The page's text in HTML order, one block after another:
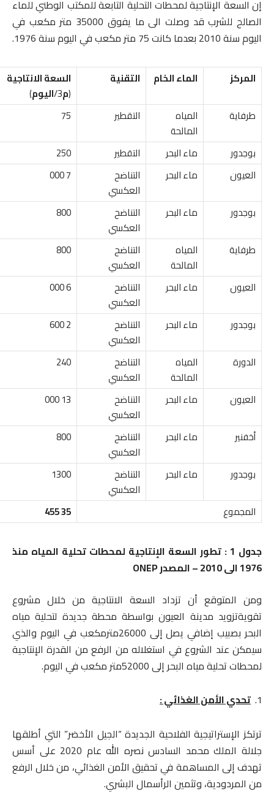
إن السعة الإنتاجية لمحطات التحلية التابعة للمكتب الوطني للماء
الصالح للشرب قد وصلت الى ما يفوق 35000 متر مكعب في
اليوم سنة 2010 بعدما كانت 75 متر مكعب في اليوم سنة 1976.
المركز الماء الخام التقنية
السعة الانتاجية
(م3/ اليوم)
طرفاية
المياه
المالحة
التقطير 75
بوجدور ماء البحر التقطير
250
العيون
ماء البحر
التناضح
العكسي
7 000
بوجدور ماء البحر
التناضح
العكسي
800
طرفاية
المياه
المالحة
التناضح
العكسي
800
العيون ماء البحر
التناضح
العكسي
6 000
بوجدور ماء البحر
التناضح
العكسي
2 600
الدورة
المياه
المالحة
التناضح
العكسي
240
العيون ماء البحر
التناضح
العكسي
13 000
أخفنير ماء البحر
التناضح
العكسي
800
بوجدور ماء البحر
التناضح
العكسي
1300
المجموع 35 455
جدول 1 : تطور السعة الإنتاجية لمحطات تحلية المياه منذ
1976 الى 2010 – المصدر
ONEP
ومن المتوقع أن تزداد السعة الانتاجية من خلال مشروع
تقويةتزويد مدينة العيون بواسطة محطة جديدة لتحلية مياه
البحر بصبيب إضافي يصل إلى 26000مترمكعب في اليوم والذي
سيمكن عند الشروع في استغلاله من الرفع من القدرة الإنتاجية
لمحطات تحلية مياه البحر إلى 52000متر مكعب في اليوم.
تحدي الأمن الغذائي :
ترتكز الإستراتيجية الفلاحية الجديدة “الجيل الأخضر” التي أطلقها
جلالة الملك محمد السادس نصره الله عام 2020 على أسس
تهدف إلى المساهمة في تحقيق الأمن الغذائي، من خلال الرفع
من المردودية، وتثمين الرأسمال البشري.